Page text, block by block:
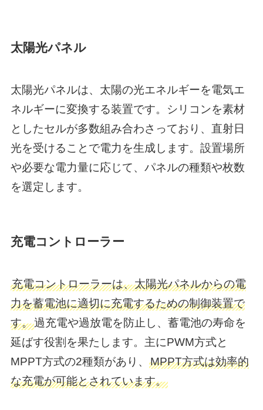
太陽光パネル
太陽光パネルは、太陽の光エネルギーを電気エ
ネルギーに変換する装置です。​シリコンを素材
としたセルが多数組み合わさっており、直射日
光を受けることで電力を生成します。​設置場所
や必要な電力量に応じて、パネルの種類や枚数
を選定します。
充電コントローラー
充電コントローラーは、太陽光パネルからの電
力を蓄電池に適切に充電するための制御装置で
す。過充電や過放電を防止し、蓄電池の寿命を
延ばす役割を果たします。​主にPWM方式と
MPPT方式の2種類があり、 MPPT方式は効率的
な充電が可能とされています。